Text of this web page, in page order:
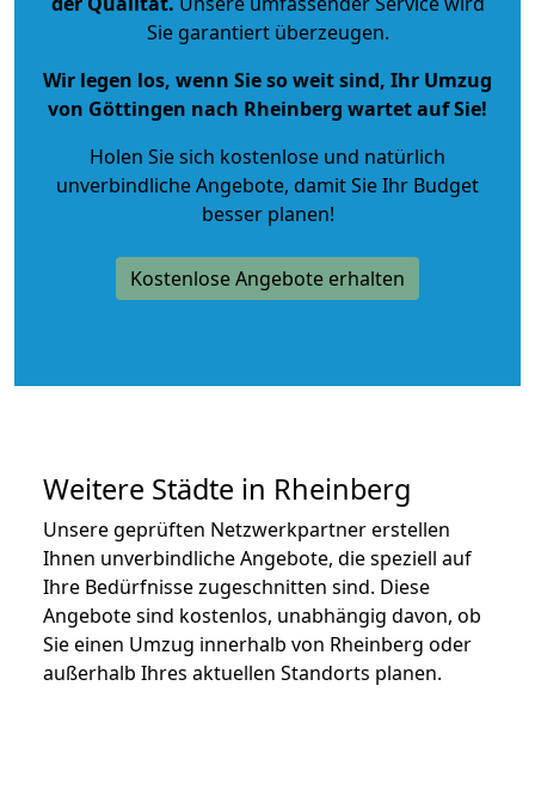
Sie garantiert überzeugen.
Wir legen los, wenn Sie so weit sind, Ihr Umzug
von Göttingen nach Rheinberg wartet auf Sie!
Holen Sie sich kostenlose und natürlich
unverbindliche Angebote, damit Sie Ihr Budget
besser planen!
Kostenlose Angebote erhalten
Weitere Städte in Rheinberg
Unsere geprüften Netzwerkpartner erstellen
Ihnen unverbindliche Angebote, die speziell auf
Ihre Bedürfnisse zugeschnitten sind. Diese
Angebote sind kostenlos, unabhängig davon, ob
Sie einen Umzug innerhalb von Rheinberg oder
außerhalb Ihres aktuellen Standorts planen.